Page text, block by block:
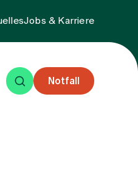
Jobs & Karriere
Notfall